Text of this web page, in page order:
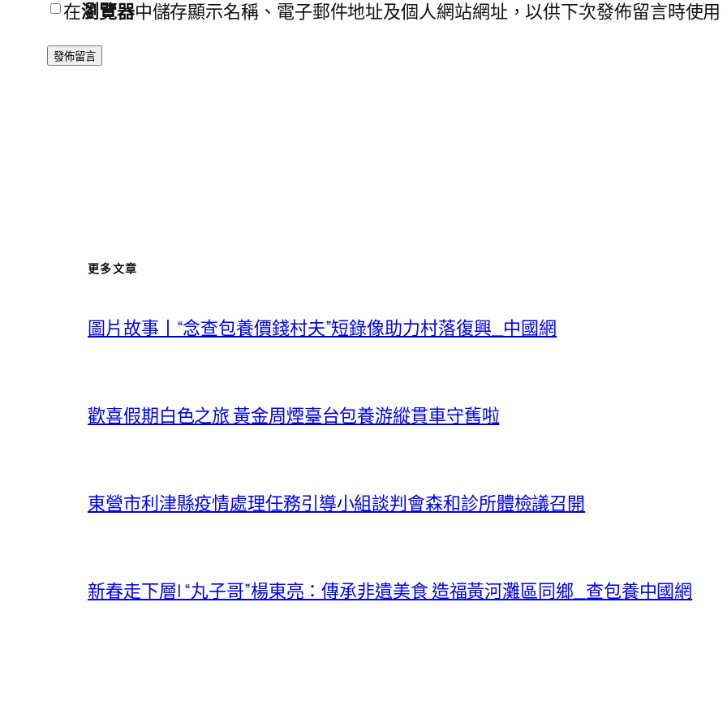
在瀏覽器中儲存顯示名稱、電子郵件地址及個人網站網址，以供下次發佈留言時使用
更多文章
圖片故事丨“念查包養價錢村夫”短錄像助力村落復興_中國網
歡喜假期白色之旅 黃金周煙臺台包養游縱貫車守舊啦
東營市利津縣疫情處理任務引導小組談判會森和診所體檢議召開
新春走下層| “丸子哥”楊東亮：傳承非遺美食 造福黃河灘區同鄉_查包養中國網